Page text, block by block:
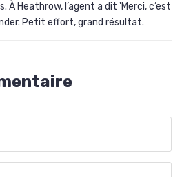
À Heathrow, l’agent a dit 'Merci, c’est
Petit effort, grand résultat.